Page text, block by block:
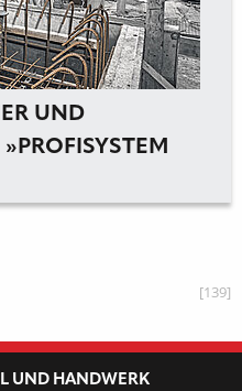
UND
[139]
UND HANDWERK